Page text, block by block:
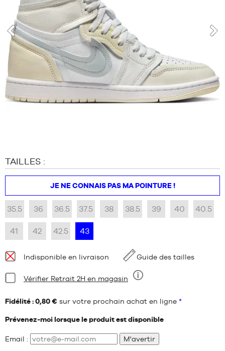
PROMOS
SORTIES
Blog
ENFANT
PROMOS
SORTIES
prev
TAILLES :
JE NE CONNAIS PAS MA POINTURE !
35.5 36 36.5 37.5 38 38.5 39 40 40.5
41 42 42.5 43
Disponibilité
:
Indisponible en livraison Guide des tailles
Condition:
Neuf
Vérifier Retrait 2H en magasin
Fidélité : 0,80 € sur votre prochain achat en ligne *
Prévenez-moi lorsque le produit est disponible
Email : M'avertir